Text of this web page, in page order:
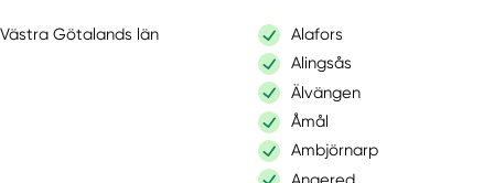
Västra Götalands län
Alafors
Alingsås
Älvängen
Åmål
Ambjörnarp